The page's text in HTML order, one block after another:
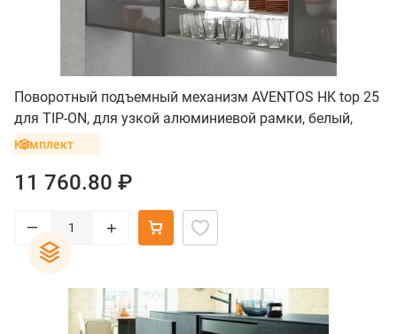
Поворотный подъемный механизм AVENTOS HK top 25
для TIP-ON, для узкой алюминиевой рамки, белый,
саморез
Комплект
11 760.80 ₽
– +